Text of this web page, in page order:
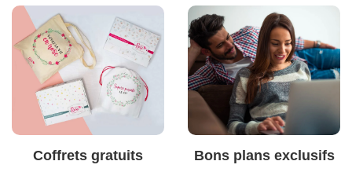
Coffrets gratuits Bons plans exclusifs